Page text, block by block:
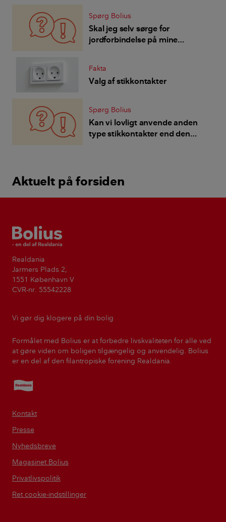
Spørg Bolius
Skal jeg selv sørge for
jordforbindelse på mine
Fakta
Valg af stikkontakter
Spørg Bolius
Kan vi lovligt anvende anden
type stikkontakter end den
Aktuelt på forsiden
Bolius
Realdania
Jarmers Plads 2,
1551 København V
CVR-nr. 55542228
Vi gør dig klogere på din bolig
Formålet med Bolius er at forbedre livskvaliteten for alle ved
at gøre viden om boligen tilgængelig og anvendelig. Bolius
er en del af den filantropiske forening Realdania.
Realdania
Kontakt
Presse
Nyhedsbreve
Magasinet Bolius
Privatlivspolitik
Ret cookie-indstillinger